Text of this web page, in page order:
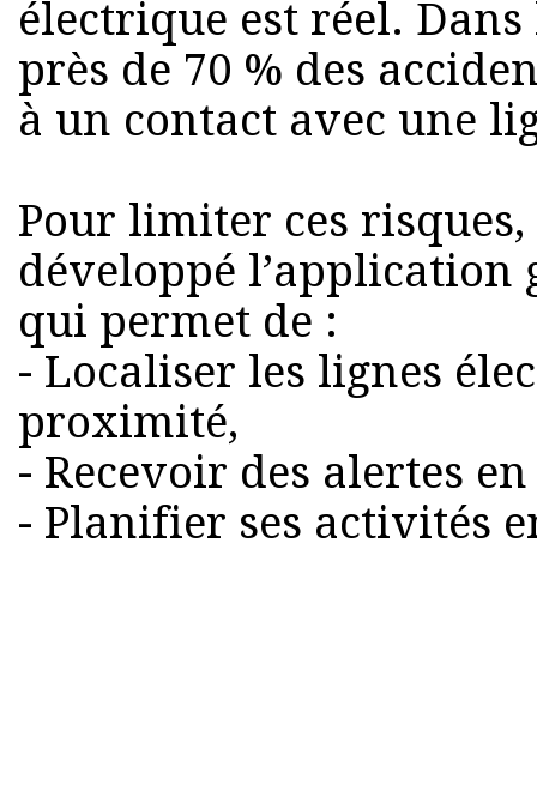
électrique est réel.
près de 70 % des
à un contact avec une
Pour limiter ces risques,
développé l’application
qui permet de :
- Localiser les lignes
proximité,
- Recevoir des alertes
- Planifier ses activités